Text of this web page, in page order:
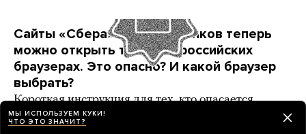
Сайты «Сбера» и других банков теперь
можно открыть только в российских
браузерах. Это опасно? И какой браузер
выбрать?
Короткая инструкция для тех, кто опасается
переходить на продукты «Яндекса» и VK
МЫ ИСПОЛЬЗУЕМ КУКИ!
ЧТО ЭТО ЗНАЧИТ?